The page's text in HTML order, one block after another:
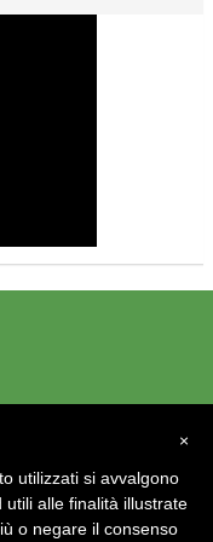
bilancio della stagione
×
utilizzati si avvalgono
alle finalità illustrate
o negare il consenso